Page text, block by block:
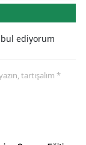
ediyorum
tartışalım *